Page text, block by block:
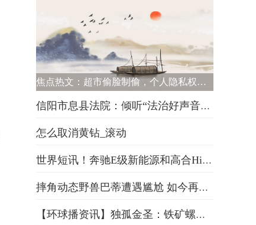
焦点热文：超市偷脸制偷，个人隐私权何处安放
信阳市息县法院：倾听“法治好声音” 首批营商环境体验官“走马上任”|消息
怎么取消黄钻_滚动
世界短讯！奔驰E级新能源和高合HiPhi X怎么选？哪款车的优惠力度更大？
摔角动态野兽巴蒂遭遇尴尬 如今再度成单身汉了 每日报道
【环球播资讯】独孤金圣：铁矿螺纹反弹昙花一现，棕榈豆油菜籽油没止跌信号